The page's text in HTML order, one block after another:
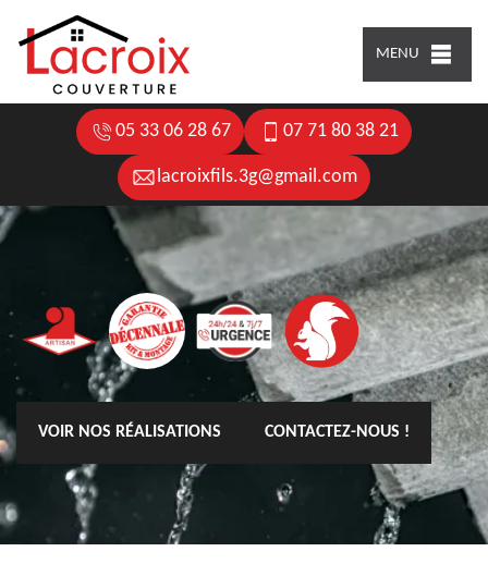
MENU
05 33 06 28 67 07 71 80 38 21
lacroixfils.3g@gmail.com
VOIR NOS RÉALISATIONS CONTACTEZ-NOUS !